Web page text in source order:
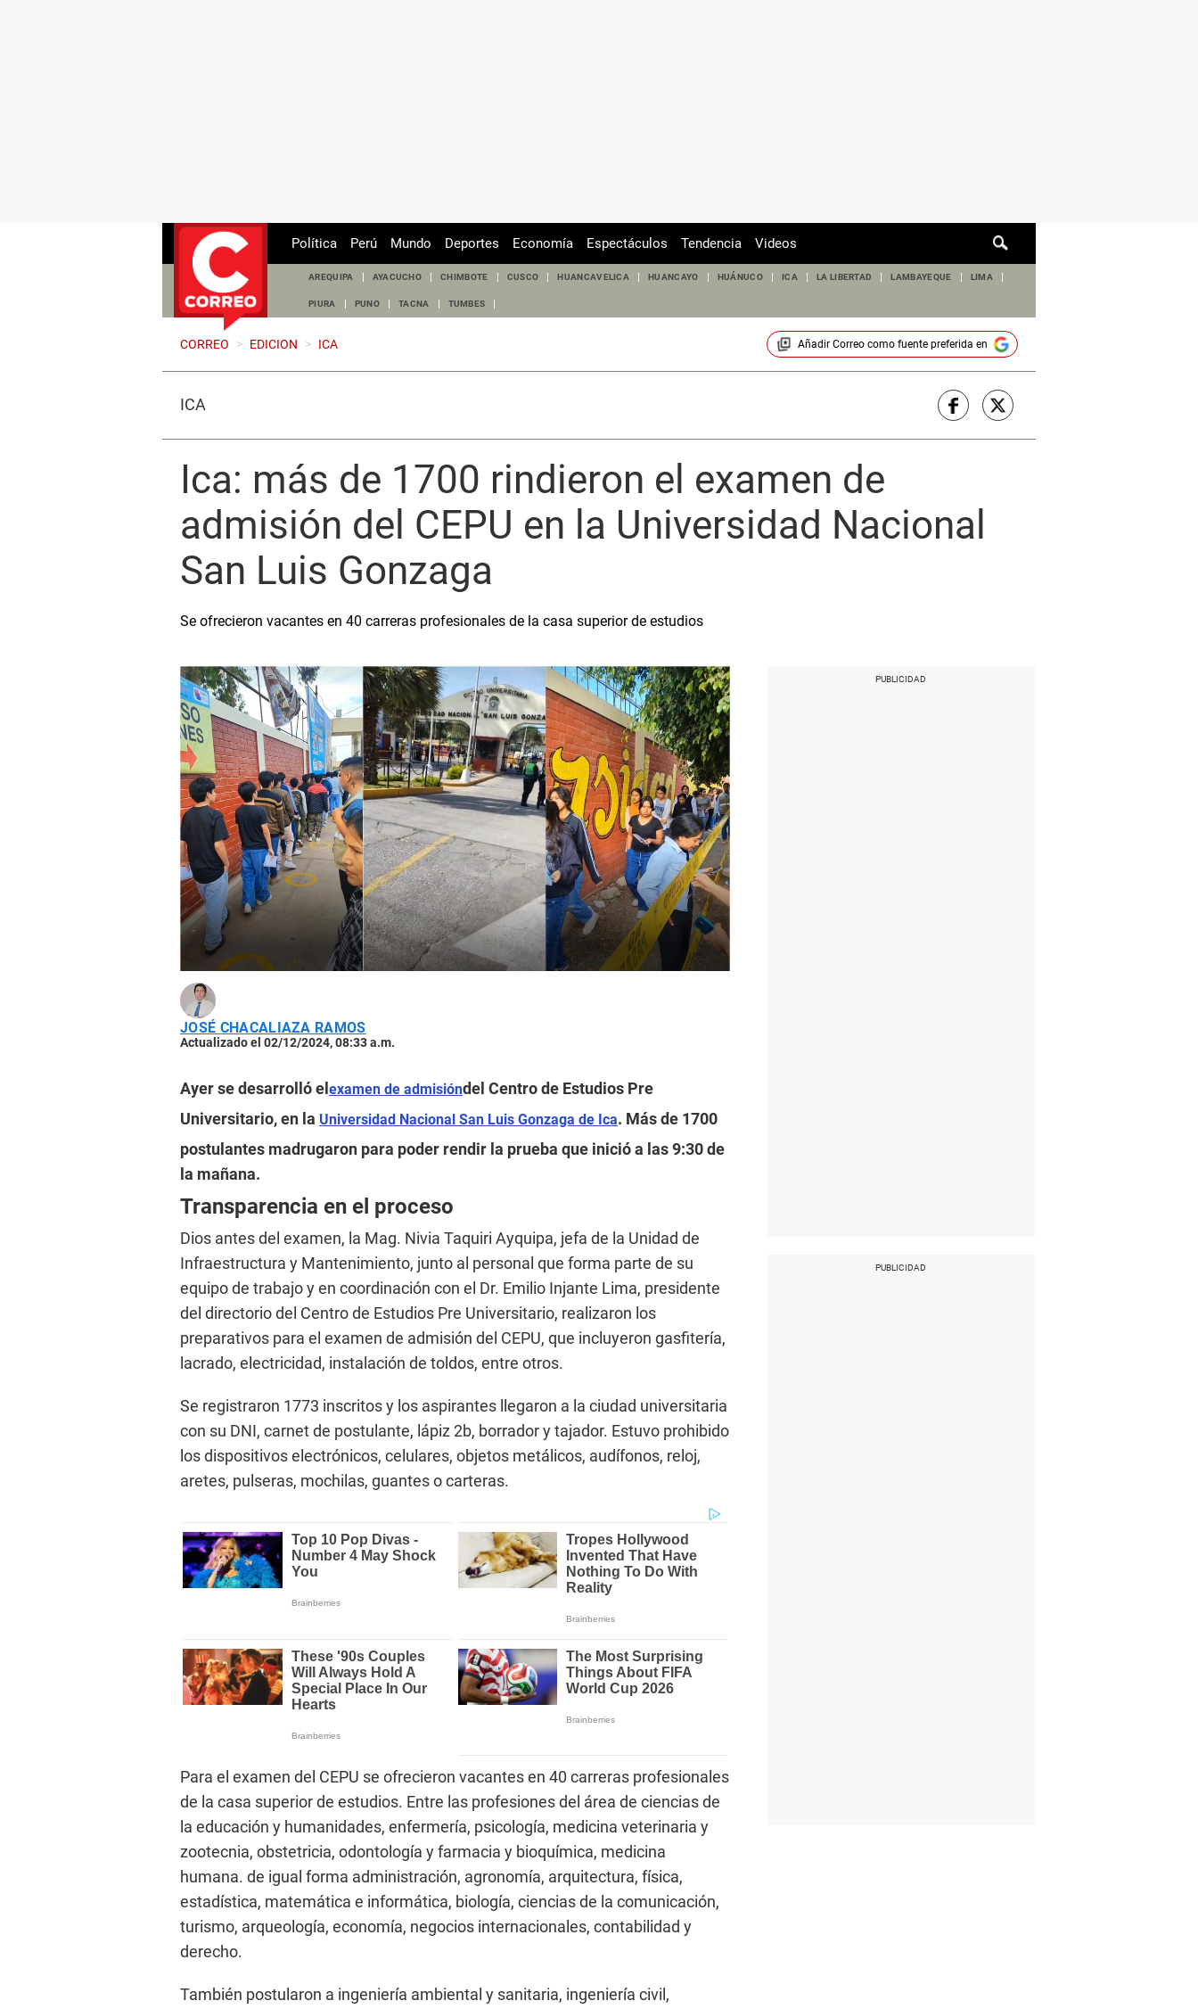
de
Política Perú Mundo Deportes Economía Espectáculos Tendencia Videos
AREQUIPA AYACUCHO CHIMBOTE CUSCO HUANCAVELICA HUANCAYO HUÁNUCO ICA LA LIBERTAD LAMBAYEQUE LIMA
PIURA PUNO TACNA TUMBES
CORREO > EDICION > ICA Añadir Correocomo fuente preferida en
ICA
Ica: más de 1700 rindieron el examen de
admisión del CEPU en la Universidad Nacional
San Luis Gonzaga
Se ofrecieron vacantes en 40 carreras profesionales de la casa superior de estudios
JOSÉ CHACALIAZA RAMOS
Actualizado el 02/12/2024, 08:33 a.m.
Ayer se desarrolló el examen de admisióndel Centro de Estudios Pre
Universitario, en la Universidad Nacional San Luis Gonzaga de Ica. Más de 1700
postulantes madrugaron para poder rendir la prueba que inició a las 9:30 de
la mañana.
Transparencia en el proceso
Dios antes del examen, la Mag. Nivia Taquiri Ayquipa, jefa de la Unidad de
Infraestructura y Mantenimiento, junto al personal que forma parte de su
equipo de trabajo y en coordinación con el Dr. Emilio Injante Lima, presidente
del directorio del Centro de Estudios Pre Universitario, realizaron los
preparativos para el examen de admisión del CEPU, que incluyeron gasfitería,
lacrado, electricidad, instalación de toldos, entre otros.
Se registraron 1773 inscritos y los aspirantes llegaron a la ciudad universitaria
con su DNI, carnet de postulante, lápiz 2b, borrador y tajador. Estuvo prohibido
los dispositivos electrónicos, celulares, objetos metálicos, audífonos, reloj,
aretes, pulseras, mochilas, guantes o carteras.
Para el examen del CEPU se ofrecieron vacantes en 40 carreras profesionales
de la casa superior de estudios. Entre las profesiones del área de ciencias de
la educación y humanidades, enfermería, psicología, medicina veterinaria y
zootecnia, obstetricia, odontología y farmacia y bioquímica, medicina
humana. de igual forma administración, agronomía, arquitectura, física,
estadística, matemática e informática, biología, ciencias de la comunicación,
turismo, arqueología, economía, negocios internacionales, contabilidad y
derecho.
También postularon a ingeniería ambiental y sanitaria, ingeniería civil,